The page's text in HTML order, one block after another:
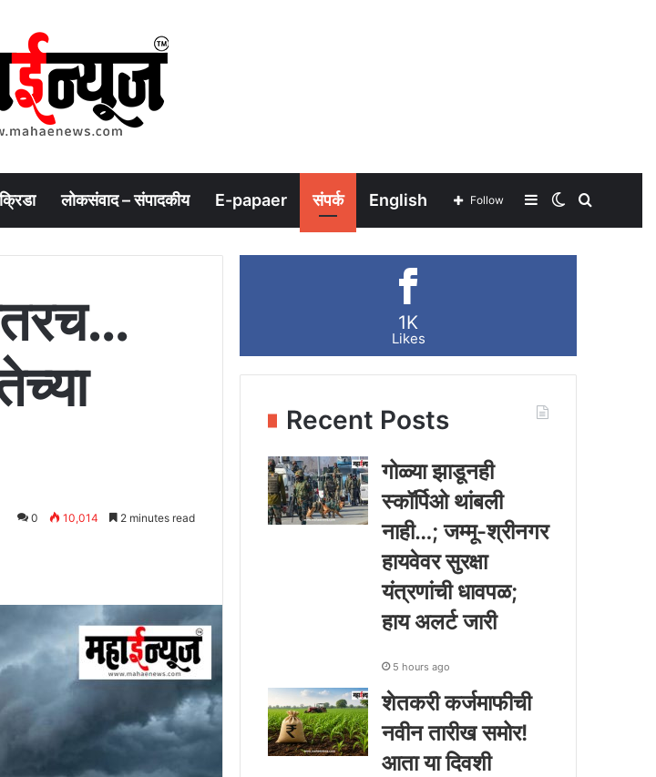
लोकसंवाद – संपादकीय E-papaer संपर्क English Switch
skin
Sidebar
Follow
0 10,014 2 minutes read
1K
Likes
Recent Posts
गोळ्या झाडूनही
स्कॉर्पिओ थांबली
नाही…; जम्मू-श्रीनगर
हायवेवर सुरक्षा
यंत्रणांची धावपळ;
हाय अलर्ट जारी
5 hours ago
शेतकरी कर्जमाफीची
नवीन तारीख समोर!
आता या दिवशी